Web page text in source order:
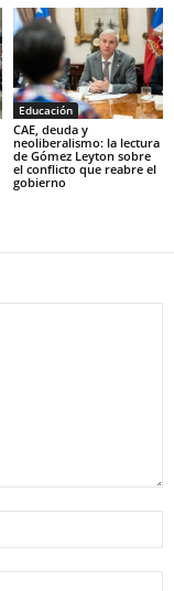
Educación
CAE, deuda y
neoliberalismo: la lectura
de Gómez Leyton sobre
el conflicto que reabre el
gobierno